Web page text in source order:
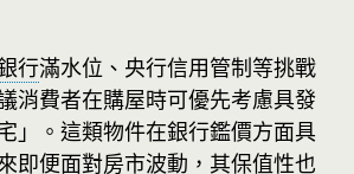
行滿水位、央行信用管制等挑戰
消費者在購屋時可優先考慮具發
」。這類物件在銀行鑑價方面具
即便面對房市波動，其保值性也